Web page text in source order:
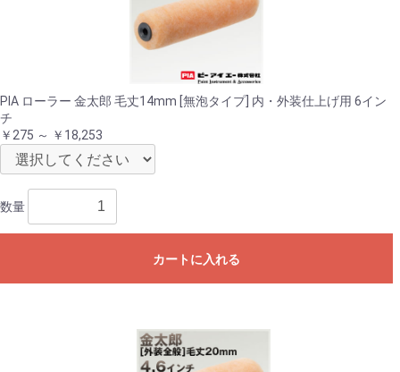
PIA ローラー 金太郎 毛丈14mm [無泡タイプ] 内・外装仕上げ用 6イン
チ
￥275 ～ ￥18,253
数量
カートに入れる